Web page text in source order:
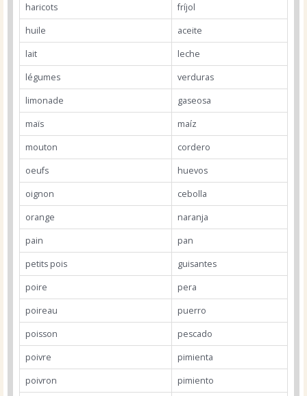
haricots
fríjol
huile
aceite
lait
leche
légumes
verduras
limonade
gaseosa
maïs
maíz
mouton
cordero
oeufs
huevos
oignon
cebolla
orange
naranja
pain
pan
petits pois
guisantes
poire
pera
poireau
puerro
poisson
pescado
poivre
pimienta
poivron
pimiento